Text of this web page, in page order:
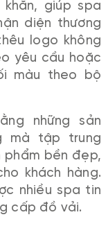
giúp spa
diện thương
logo không
yêu cầu hoặc
màu theo bộ
những sản
mà tập trung
phẩm bền đẹp,
khách hàng.
nhiều spa tin
cấp đồ vải.